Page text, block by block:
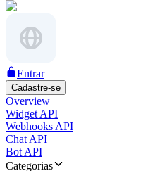
Entrar
Cadastre-se
Overview
Widget API
Webhooks API
Chat API
Bot API
Categorias